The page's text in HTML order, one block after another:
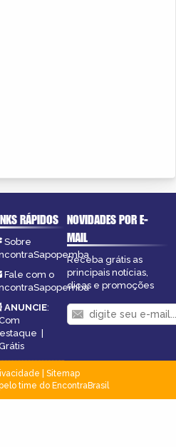
RÁPIDOS
Sobre
Fale com o
ANUNCIE:
NOVIDADES POR E-
MAIL
Receba grátis as
principais notícias,
dicas e promoções
Sitemap
time do EncontraBrasil